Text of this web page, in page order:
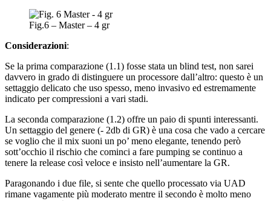
Fig.6 – Master – 4 gr
Considerazioni:
Se la prima comparazione (1.1) fosse stata un blind test, non sarei
davvero in grado di distinguere un processore dall’altro: questo è un
settaggio delicato che uso spesso, meno invasivo ed estremamente
indicato per compressioni a vari stadi.
La seconda comparazione (1.2) offre un paio di spunti interessanti.
Un settaggio del genere (- 2db di GR) è una cosa che vado a cercare
se voglio che il mix suoni un po’ meno elegante, tenendo però
sott’occhio il rischio che cominci a fare pumping se continuo a
tenere la release così veloce e insisto nell’aumentare la GR.
Paragonando i due file, si sente che quello processato via UAD
rimane vagamente più moderato mentre il secondo è molto meno